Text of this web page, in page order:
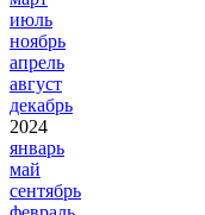
июль
ноябрь
апрель
август
декабрь
2024
январь
май
сентябрь